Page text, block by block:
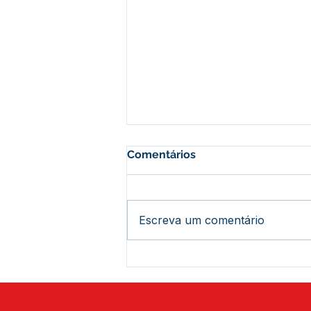
Comentários
Escreva um comentário